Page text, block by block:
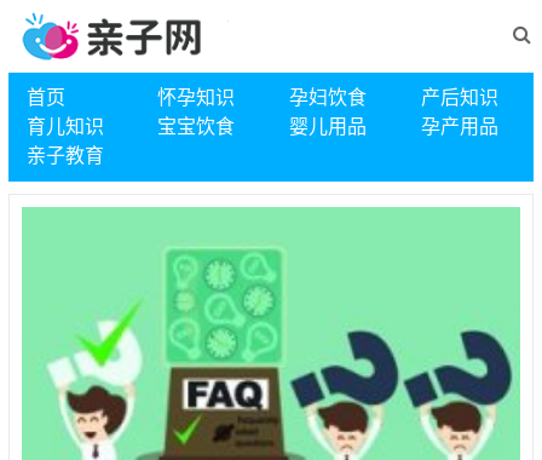
首页 怀孕知识 孕妇饮食
产后知识
育儿知识
宝宝饮食 婴儿用品
孕产用品
亲子教育